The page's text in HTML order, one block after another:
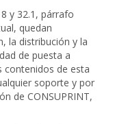
y 32.1, párrafo
quedan
la distribución y la
de puesta a
contenidos de esta
soporte y por
de CONSUPRINT,